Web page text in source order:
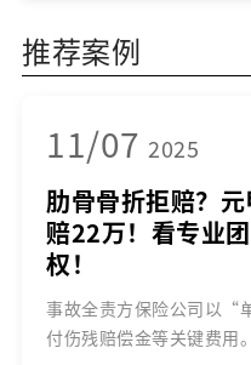
推荐案例
11/07 2025
肋骨骨折拒赔？
赔22万！看专业
权！
事故全责方保险公司以“
付伤残赔偿金等关键费用。